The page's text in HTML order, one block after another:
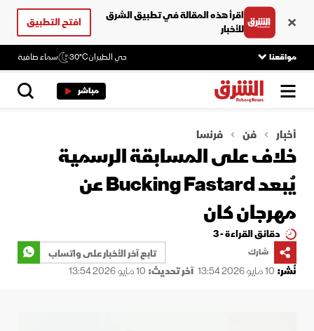
اقرأ هذه المقالة في تطبيق الشرق
للأخبار
افتح التطبيق
مواقعنا حي الطيران30°C سماء صافية
مباشر
أخبار فن فرنسا
خلاف على المسابقة الرسمية
يُبعد Bucking Fastard عن
مهرجان كان
دقائق القراءة - 3
شارك
تابع آخر الأخبار على واتساب
نُشر: 10 مايو 2026 13:54 آخر تحديث: 10 مايو 2026 13:54